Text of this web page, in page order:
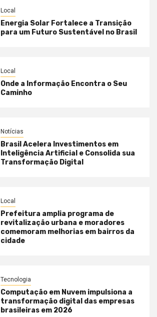
Local
Energia Solar Fortalece a Transição
para um Futuro Sustentável no Brasil
Local
Onde a Informação Encontra o Seu
Caminho
Notícias
Brasil Acelera Investimentos em
Inteligência Artificial e Consolida sua
Transformação Digital
Local
Prefeitura amplia programa de
revitalização urbana e moradores
comemoram melhorias em bairros da
cidade
Tecnologia
Computação em Nuvem impulsiona a
transformação digital das empresas
brasileiras em 2026